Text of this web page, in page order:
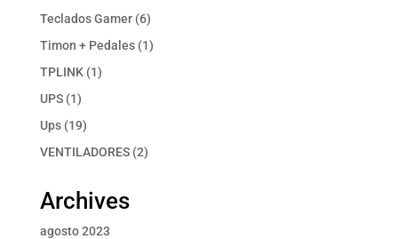
productos
Teclados Gamer 66
productos
Timon + Pedales 11
TPLINK 11
UPS 11
producto
Ups 1919
productos
VENTILADORES 22
Archives
agosto 2023